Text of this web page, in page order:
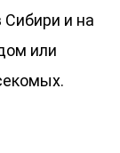
и на
или